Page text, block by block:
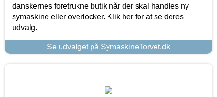
danskernes foretrukne butik når der skal handles ny
symaskine eller overlocker. Klik her for at se deres
udvalg.
Se udvalget på SymaskineTorvet.dk